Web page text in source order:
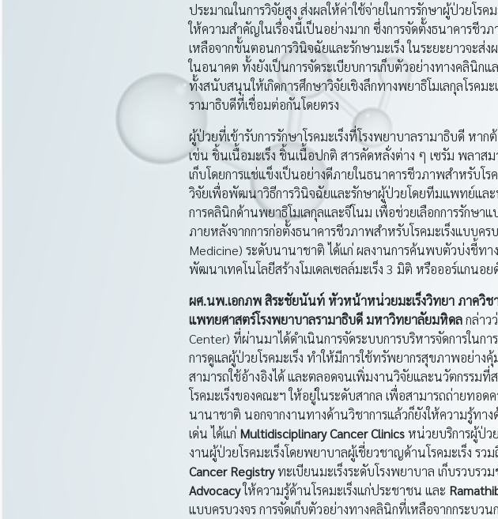
ประมาณในการวิจัยสูง ส่งผลให้ค่าใช้จ่ายในการรักษาผู้ป่วยโ
ให้ความสำคัญในเรื่องนี้เป็นอย่างมาก ซึ่งการจัดตั้งธนาคารชี
เหลือจากขั้นตอนการวินิจฉัยและรักษามะเร็ง ในระยะยาวจะ
ในอนาคต ทั้งยังเป็นการจัดระเบียบการเก็บตัวอย่างทางคลินิ
ทั้งสนับสนุนให้เกิดการศึกษาวิจัยเชิงลึกทางพยาธิโมเลกุลโรคม
รามาธิบดีที่เชื่อมต่อกันโดยตรง
ผู้ป่วยที่เข้ารับการรักษาโรคมะเร็งที่โรงพยาบาลรามาธิบดี หา
เช่น ชิ้นเนื้อมะเร็ง ชิ้นเนื้อปกติ สารคัดหลั่งต่าง ๆ เซรัม พลาสม
เก็บโดยการแช่แข็งเป็นอย่างดีภายในธนาคารชีวภาพสำหรับโ
วิจัยเพื่อพัฒนาวิธีการวินิจฉัยและรักษาผู้ป่วยโดยทีมแพทย์แล
การคลินิกด้านพยาธิโมเลกุลและจีโนม เพื่อช่วยเลือกการรักษ
ภายหลังจากการก่อตั้งธนาคารชีวภาพสำหรับโรคมะเร็งแบบคร
Medicine) ระดับนานาชาติ ได้แก่ ผลงานการค้นพบตัวบ่งชี้ทา
พัฒนาเทคโนโลยีสร้างโมเดลเซลล์มะเร็ง 3 มิติ หรือออร์แกนอย
ผศ.นพ.เอกภพ สิระชัยนันท์ หัวหน้าหน่วยมะเร็งวิทยา ภาควิช
แพทยศาสตร์โรงพยาบาลรามาธิบดี มหาวิทยาลัยมหิดลกล่าว
Center) ที่ผ่านมาได้ดำเนินการจัดระบบการบริหารจัดการในก
การดูแลผู้ป่วยโรคมะเร็ง ทำให้มีการใช้ทรัพยากรสุขภาพอย่า
สามารถใช้อ้างอิงได้ และตลอดจนเพิ่มงานวิจัยและนวัตกรรม
โรคมะเร็งของคณะฯ ให้อยู่ในระดับสากล เพื่อสามารถถ่ายท
นานาชาติ นอกจากงานทางด้านวิชาการแล้วก็ยังให้ความรู้ทา
เด่น ได้แก่ Multidisciplinary Cancer Clinics หน่วยบริการผู้ป่ว
งานผู้ป่วยโรคมะเร็งโดยพยาบาลผู้เชี่ยวชาญด้านโรคมะเร็ง รว
Cancer Registryทะเบียนมะเร็งระดับโรงพยาบาล เก็บรวบร
Advocacyให้ความรู้ด้านโรคมะเร็งแก่ประชาชน และ
แบบครบวงจร การจัดเก็บตัวอย่างทางคลินิกที่เหลือจากกระบ